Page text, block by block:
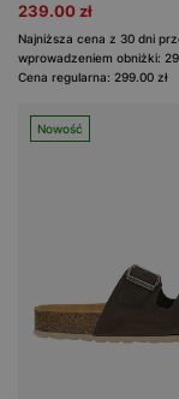
239.00 zł
Najniższa cena z 30 dni
wprowadzeniem obniżki:
Cena regularna: 299.00 zł
Nowość